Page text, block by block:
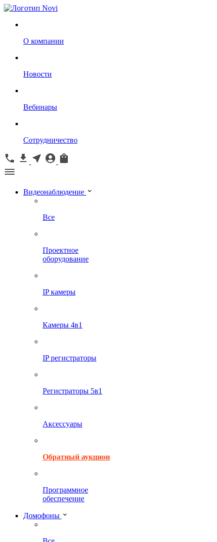
О компании
Новости
Вебинары
Сотрудничество
Видеонаблюдение
Все
Проектное
оборудование
IP камеры
Камеры 4в1
IP регистраторы
Регистраторы 5в1
Аксессуары
Обратный аукцион
Программное
обеспечение
Домофоны